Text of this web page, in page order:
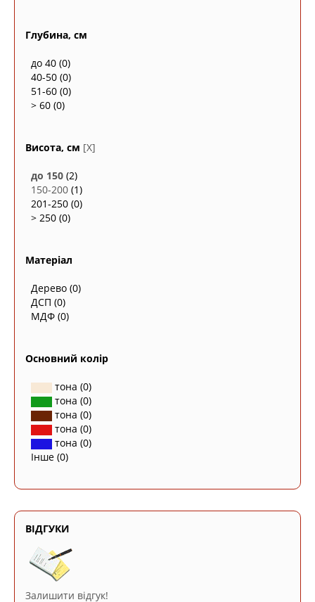
Глубина, см
до 40 (0)
40-50 (0)
51-60 (0)
> 60 (0)
Висота, см [X]
до 150 (2)
150-200 (1)
201-250 (0)
> 250 (0)
Матеріал
Дерево (0)
ДСП (0)
МДФ (0)
Основний колір
тона (0)
тона (0)
тона (0)
тона (0)
тона (0)
Інше (0)
ВІДГУКИ
Залишити відгук!